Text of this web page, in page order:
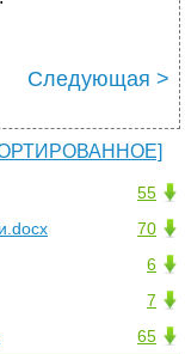
Следующая >
55
70
6
7
65